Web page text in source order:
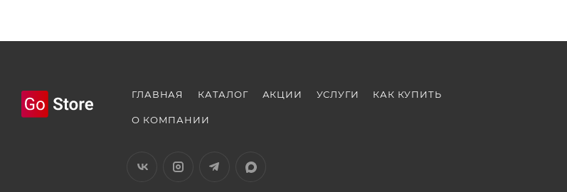
ГЛАВНАЯ КАТАЛОГ АКЦИИ УСЛУГИ КАК КУПИТЬ
О КОМПАНИИ